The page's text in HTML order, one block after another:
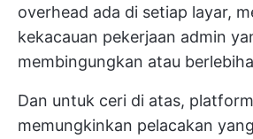
overhead ada di setiap layar,
kekacauan pekerjaan admin
membingungkan atau
Dan untuk ceri di atas,
memungkinkan pelacakan